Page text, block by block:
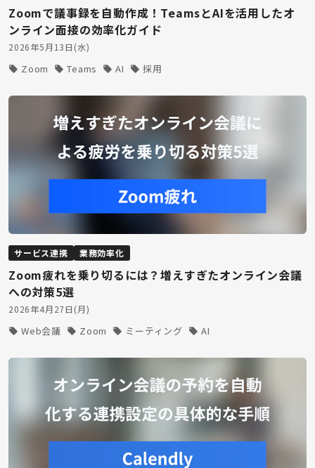
Zoomで議事録を自動作成！TeamsとAIを活用したオ
ンライン面接の効率化ガイド
2026年5月13日(水)
Zoom Teams AI 採用
サービス連携 業務効率化
Zoom疲れを乗り切るには？増えすぎたオンライン会議
への対策5選
2026年4月27日(月)
Web会議 Zoom ミーティング AI